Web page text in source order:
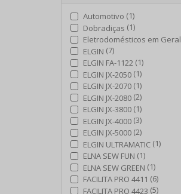
Automotivo (1)
Dobradiças (1)
Eletrodomésticos em Geral
ELGIN (7)
ELGIN FA-1122 (1)
ELGIN JX-2050 (1)
ELGIN JX-2070 (1)
ELGIN JX-2080 (2)
ELGIN JX-3800 (1)
ELGIN JX-4000 (3)
ELGIN JX-5000 (2)
ELGIN ULTRAMATIC (1)
ELNA SEW FUN (1)
ELNA SEW GREEN (1)
FACILITA PRO 4411 (6)
FACILITA PRO 4423 (5)